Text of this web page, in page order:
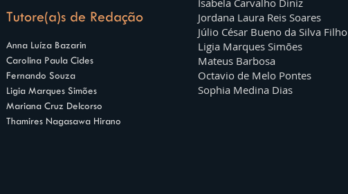
Isabela Carvalho Diniz
Jordana Laura Reis Soares
Júlio César Bueno da Silva Filho
Ligia Marques Simões
Mateus Barbosa
Octavio de Melo Pontes
Sophia Medina Dias
Tutore(a)s de Redação
Anna Luíza Bazarin
Carolina Paula Cides
Fernando Souza
Ligia Marques Simões
Mariana Cruz Delcorso
Thamires Nagasawa Hirano